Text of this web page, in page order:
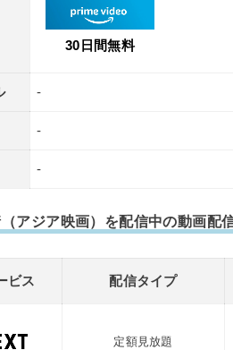
30日間無料
-
-
-
アジア映画）を配信中の動画配
ビス 配信タイプ
定額見放題